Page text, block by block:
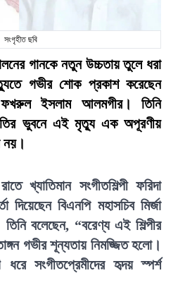
সংগৃহীত ছবি
গানকে নতুন উচ্চতায় তুলে ধরা
গভীর শোক প্রকাশ করেছেন
ফখরুল ইসলাম আলমগীর। তিনি
ভুবনে এই মৃত্যু এক অপূরণীয়
নয়।
খ্যাতিমান সংগীতশিল্পী ফরিদা
দিয়েছেন বিএনপি মহাসচিব মির্জা
বলেছেন, “বরেণ্য এই শিল্পীর
গভীর শূন্যতায় নিমজ্জিত হলো।
সংগীতপ্রেমীদের হৃদয় স্পর্শ